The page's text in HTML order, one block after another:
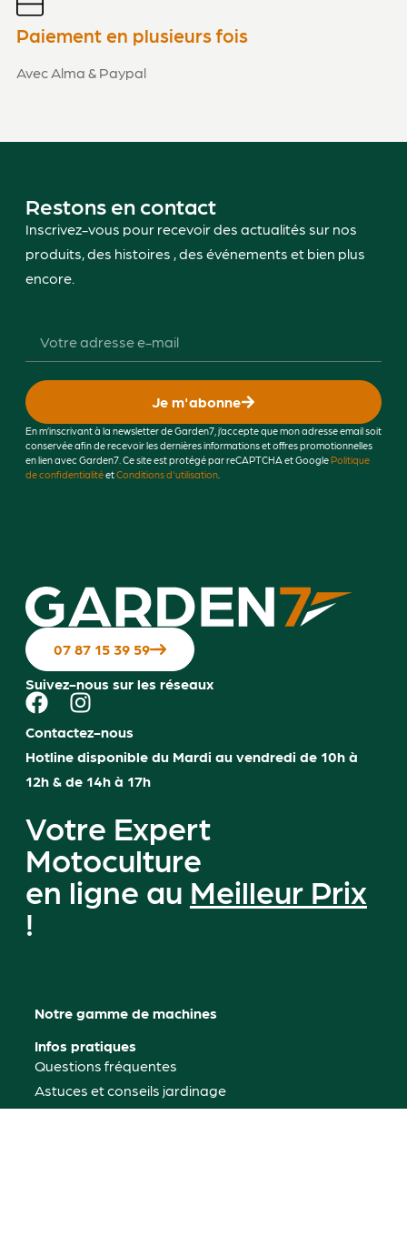
Paiement en plusieurs fois
Avec Alma & Paypal
Restons en contact
Inscrivez-vous pour recevoir des actualités sur nos
produits, des histoires , des événements et bien plus
encore.
Je m'abonne
En m’inscrivant à la newsletter de Garden7, j’accepte que mon adresse email soit
conservée afin de recevoir les dernières informations et offres promotionnelles
en lien avec Garden7. Ce site est protégé par reCAPTCHA et GooglePolitique
de confidentialitéetConditions d'utilisation.
07 87 15 39 59
Suivez-nous sur les réseaux
Contactez-nous
Hotline disponible du Mardi au vendredi de 10h à
12h & de 14h à 17h
Votre Expert
Motoculture
en ligne au Meilleur Prix
!
Notre gamme de machines
Infos pratiques
Questions fréquentes
Astuces et conseils jardinage
Mon compte